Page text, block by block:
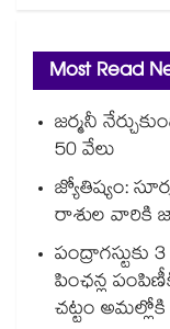
Most Read
జర్మనీ
50 వేలు
జ్యోతిష్యం:
రాశుల వారికి
పంద్రాగస్టుకు
పింఛన్ల
చట్టం అమల్లోకి